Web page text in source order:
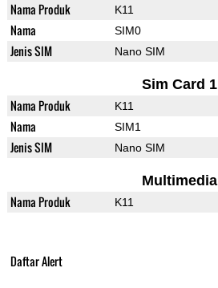
Nama Produk K11
Nama SIM0
Jenis SIM Nano SIM
Sim Card 1
Nama Produk K11
Nama SIM1
Jenis SIM Nano SIM
Multimedia
Nama Produk K11
Daftar Alert